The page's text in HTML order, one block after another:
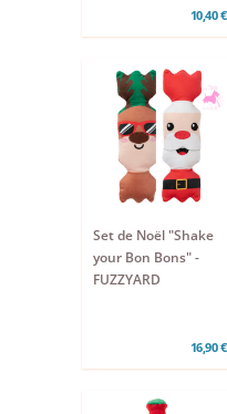
10,40 €
Set de Noël "Shake
your Bon Bons" -
FUZZYARD
16,90 €